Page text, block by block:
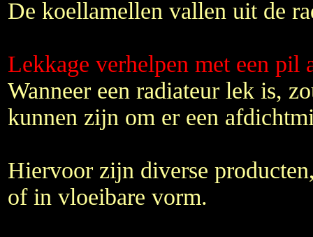
De koellamellen vallen uit de
Lekkage verhelpen met een pil
Wanneer een radiateur lek is,
kunnen zijn om er een
Hiervoor zijn diverse
of in vloeibare vorm.